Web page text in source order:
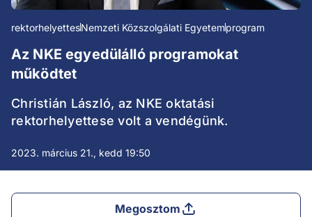
rektorhelyettesNemzeti Közszolgálati Egyetemprogram
Az NKE egyedülálló programokat
működtet
Christián László, az NKE oktatási
rektorhelyettese volt a vendégünk.
2023. március 21., kedd 19:50
Megosztom